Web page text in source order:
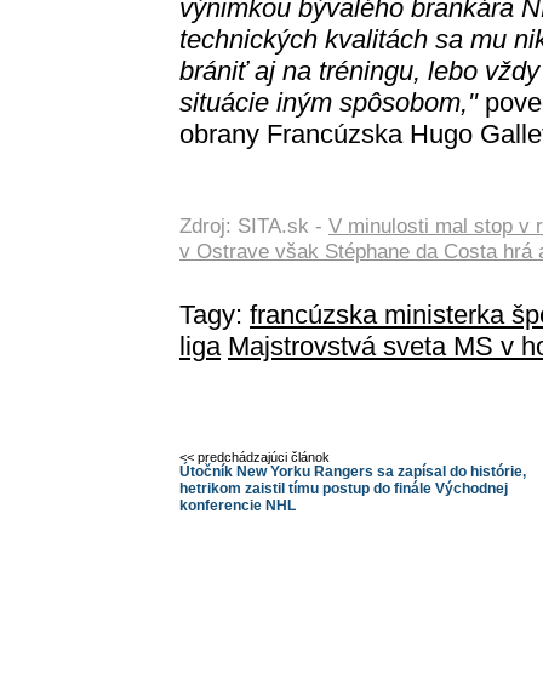
výnimkou bývalého brankára
technických kvalitách sa mu
brániť aj na tréningu, lebo
situácie iným spôsobom,"
obrany Francúzska Hugo
Zdroj: SITA.sk - V minulosti mal stop v
v Ostrave však Stéphane da Costa hrá
Tagy: francúzska ministerka
liga Majstrovstvá sveta MS v
<< predchádzajúci článok
Útočník New Yorku Rangers sa zapísal do histórie,
hetrikom zaistil tímu postup do finále Východnej
konferencie NHL